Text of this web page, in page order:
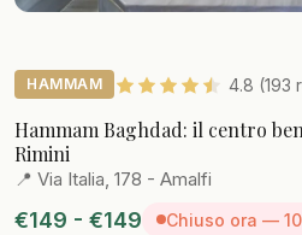
HAMMAM 4.8 (193
Hammam Baghdad: il centro
Rimini
📍 Via Italia, 178 - Amalfi
€149 - €149 Chiuso ora —